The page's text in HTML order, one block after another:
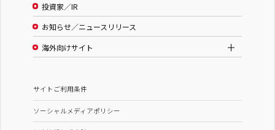
投資家／IR
お知らせ／ニュースリリース
海外向けサイト
サイトご利用条件
ソーシャルメディアポリシー